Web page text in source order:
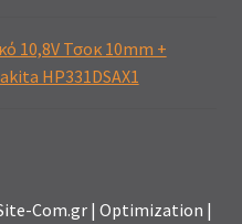
10,8V Τσοκ 10mm +
HP331DSAX1
Com.gr | Optimization |